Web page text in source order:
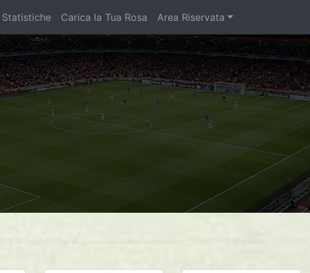
Statistiche Carica la Tua Rosa Area Riservata